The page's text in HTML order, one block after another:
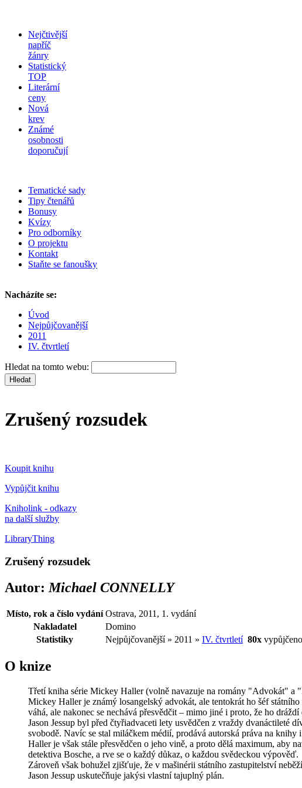
Nejčtivější
napříč
žánry
Statistický
TOP
Literární
ceny
Nová
krev
Známé
osobnosti
doporučují
Tematické sady
Tipy čtenářů
Bonusy
Kvízy
Pro odborníky
O projektu
Kontakt
Staňte se fanoušky
Nacházíte se:
Úvod
Nejpůjčovanější
2011
IV. čtvrtletí
Hledat na tomto webu:
Zrušený rozsudek
Koupit knihu
Vypůjčit knihu
Kniholink - odkazy
na další služby
LibraryThing
Zrušený rozsudek
Autor: Michael CONNELLY
Místo, rok a číslo vydání Ostrava, 2011, 1. vydání
Nakladatel
Domino
Statistiky
Nejpůjčovanější » 2011 » IV. čtvrtletí 80x vypůjčeno
O knize
Třetí kniha série Mickey Haller (volně navazuje na romány "Advokát" a
Mickey Haller je známý losangelský advokát, ale tentokrát ho šéf
váhá, ale nakonec se nechává přesvědčit – mimo jiné i proto, že ho dráždí
Jason Jessup byl před čtyřiadvaceti lety usvědčen z vraždy dvanáctileté
svobodě. Navíc se stal miláčkem médií, prodává autorská práva na
Haller je však stále přesvědčen o jeho vině, a proto dělá maximum, aby
detektiva Bosche, a rve se o každý důkaz, o každou svědeckou výpověď.
Zároveň však bohužel zjišťuje, že v mašinérii státního zastupitelství
Jason Jessup uskutečňuje jakýsi vlastní tajuplný plán.